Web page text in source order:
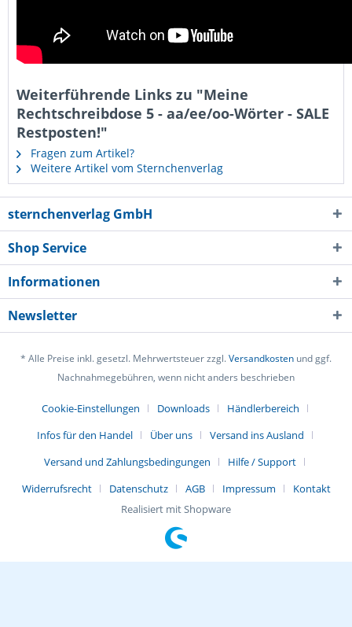
Weiterführende Links zu "Meine
Rechtschreibdose 5 - aa/ee/oo-Wörter - SALE
Restposten!"
Fragen zum Artikel?
Weitere Artikel vom Sternchenverlag
sternchenverlag GmbH
Shop Service
Informationen
Newsletter
* Alle Preise inkl. gesetzl. Mehrwertsteuer zzgl.Versandkosten und ggf.
Nachnahmegebühren, wenn nicht anders beschrieben
Cookie-Einstellungen Downloads
Händlerbereich
Infos für den Handel
Über uns
Versand ins Ausland
Versand und Zahlungsbedingungen
Hilfe / Support
Widerrufsrecht
Datenschutz AGB Impressum
Kontakt
Realisiert mit Shopware